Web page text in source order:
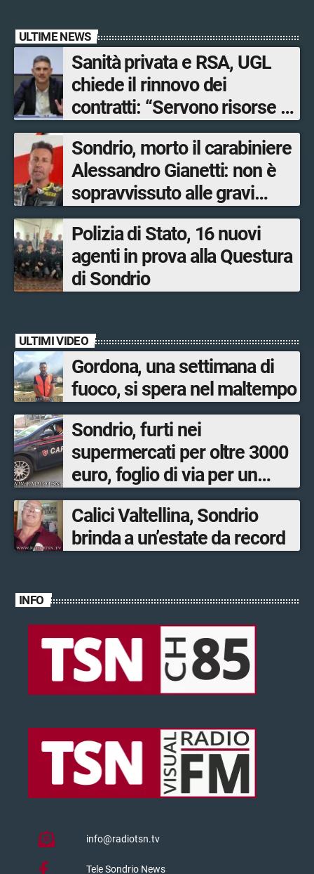
ULTIME NEWS
Sanità privata e RSA, UGL
chiede il rinnovo dei
contratti: “Servono risorse e
salari adeguati”
Sondrio, morto il carabiniere
Alessandro Gianetti: non è
sopravvissuto alle gravi
ustioni
Polizia di Stato, 16 nuovi
agenti in prova alla Questura
di Sondrio
ULTIMI VIDEO
Gordona, una settimana di
fuoco, si spera nel maltempo
Sondrio, furti nei
supermercati per oltre 3000
euro, foglio di via per un
ventinovenne
Calici Valtellina, Sondrio
brinda a un’estate da record
INFO
info@radiotsn.tv
Tele Sondrio News